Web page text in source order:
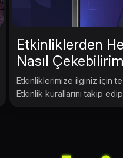
Etkinliklerden
Nasıl
Etkinliklerimize ilginiz için
Etkinlik kurallarını takip